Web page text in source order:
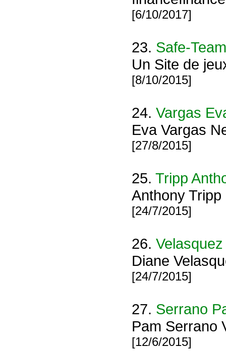
[6/10/2017]
23. Safe-Team
Un Site de
[8/10/2015]
24. Vargas
Eva Vargas
[27/8/2015]
25. Tripp
Anthony
[24/7/2015]
26.
Diane
[24/7/2015]
27. Serrano
Pam Serrano
[12/6/2015]